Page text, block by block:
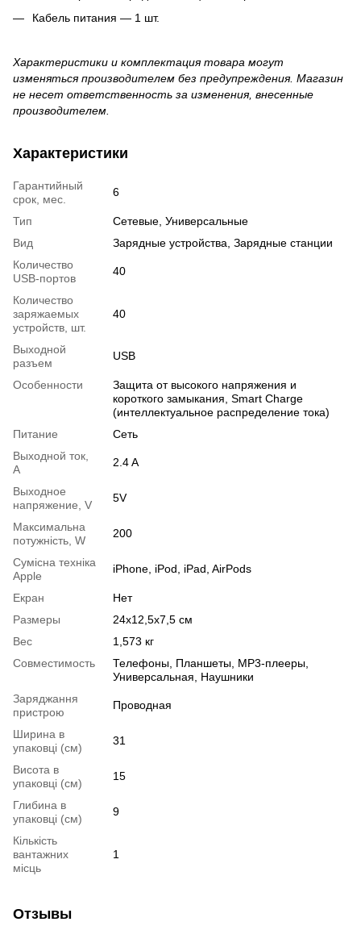
Кабель питания — 1 шт.
Характеристики и комплектация товара могут
изменяться производителем без предупреждения. Магазин
не несет ответственность за изменения, внесенные
производителем.
Характеристики
Гарантийный
срок, мес.
6
Тип
Сетевые, Универсальные
Вид
Зарядные устройства, Зарядные станции
Количество
USB-портов
40
Количество
заряжаемых
устройств, шт.
40
Выходной
разъем
USB
Особенности
Защита от высокого напряжения и
короткого замыкания, Smart Charge
(интеллектуальное распределение тока)
Питание
Сеть
Выходной ток,
А
2.4 A
Выходное
напряжение, V
5V
Максимальна
потужність, W
200
Сумісна техніка
Apple
iPhone, iPod, iPad, AirPods
Екран
Нет
Размеры
24х12,5х7,5 см
Вес
1,573 кг
Совместимость
Телефоны, Планшеты, MP3-плееры,
Универсальная, Наушники
Заряджання
пристрою
Проводная
Ширина в
упаковці (см)
31
Висота в
упаковці (см)
15
Глибина в
упаковці (см)
9
Кількість
вантажних
місць
1
Отзывы